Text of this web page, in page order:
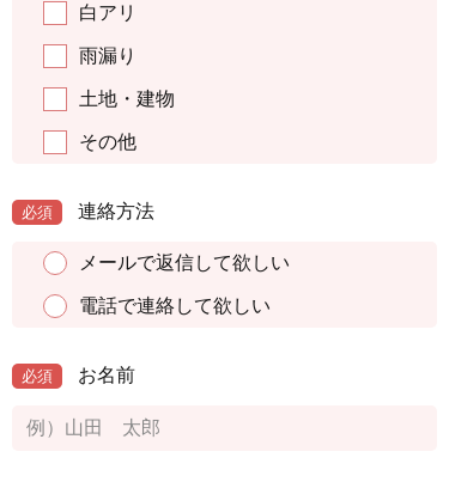
白アリ
雨漏り
土地・建物
その他
必須 連絡方法
メールで返信して欲しい
電話で連絡して欲しい
必須 お名前